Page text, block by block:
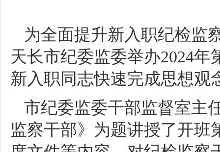
为全面提升新入职纪检监
天长市纪委监委举办2024
新入职同志快速完成思想观
市纪委监委干部监督室主
监察干部》为题讲授了开班